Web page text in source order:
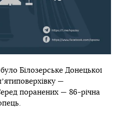
Білозерське Донецької
—
поранених — 86-річна